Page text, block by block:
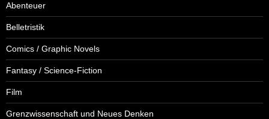
Abenteuer
Belletristik
Comics / Graphic Novels
Fantasy / Science-Fiction
Film
Grenzwissenschaft und Neues Denken